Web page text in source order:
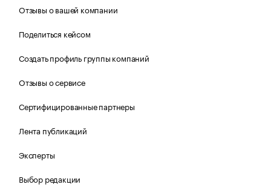
Отзывы о вашей компании
Поделиться кейсом
Создать профиль группы компаний
Отзывы о сервисе
Сертифицированные партнеры
Лента публикаций
Эксперты
Выбор редакции